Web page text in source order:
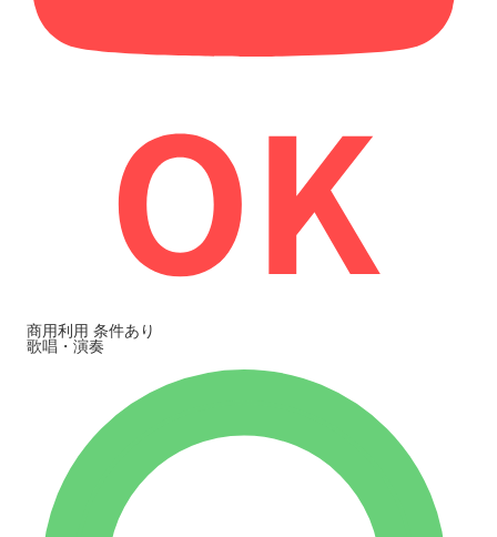
商用利用 条件あり
歌唱・演奏